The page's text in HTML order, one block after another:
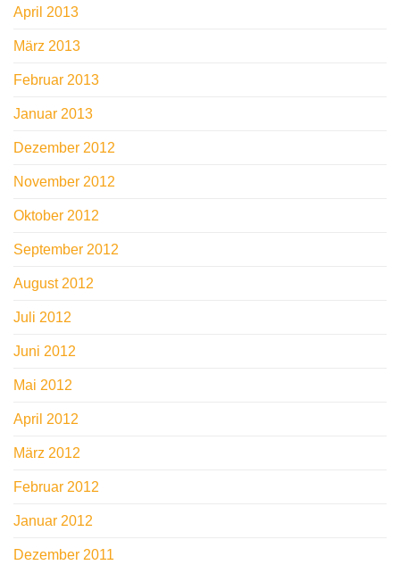
April 2013
März 2013
Februar 2013
Januar 2013
Dezember 2012
November 2012
Oktober 2012
September 2012
August 2012
Juli 2012
Juni 2012
Mai 2012
April 2012
März 2012
Februar 2012
Januar 2012
Dezember 2011